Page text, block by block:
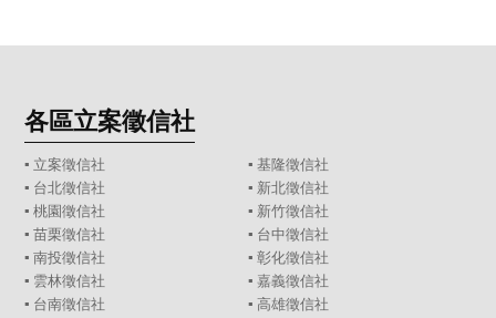
各區立案徵信社
▪ 立案徵信社 ▪ 基隆徵信社
▪ 台北徵信社 ▪ 新北徵信社
▪桃園徵信社 ▪ 新竹徵信社
▪苗栗徵信社 ▪ 台中徵信社
▪南投徵信社 ▪ 彰化徵信社
▪ 雲林徵信社 ▪ 嘉義徵信社
▪ 台南徵信社 ▪ 高雄徵信社